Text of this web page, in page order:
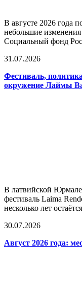
В августе 2026 года
небольшие
Социальный фонд
31.07.2026
Фестиваль,
окружение Лаймы
В латвийской
фестиваль Laima
несколько лет
30.07.2026
Август 2026 года: